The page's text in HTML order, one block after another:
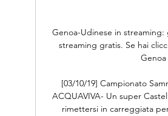
Genoa-Udinese in
streaming gratis. Se hai
[03/10/19] Campionato
ACQUAVIVA- Un super
rimettersi in carreggiata